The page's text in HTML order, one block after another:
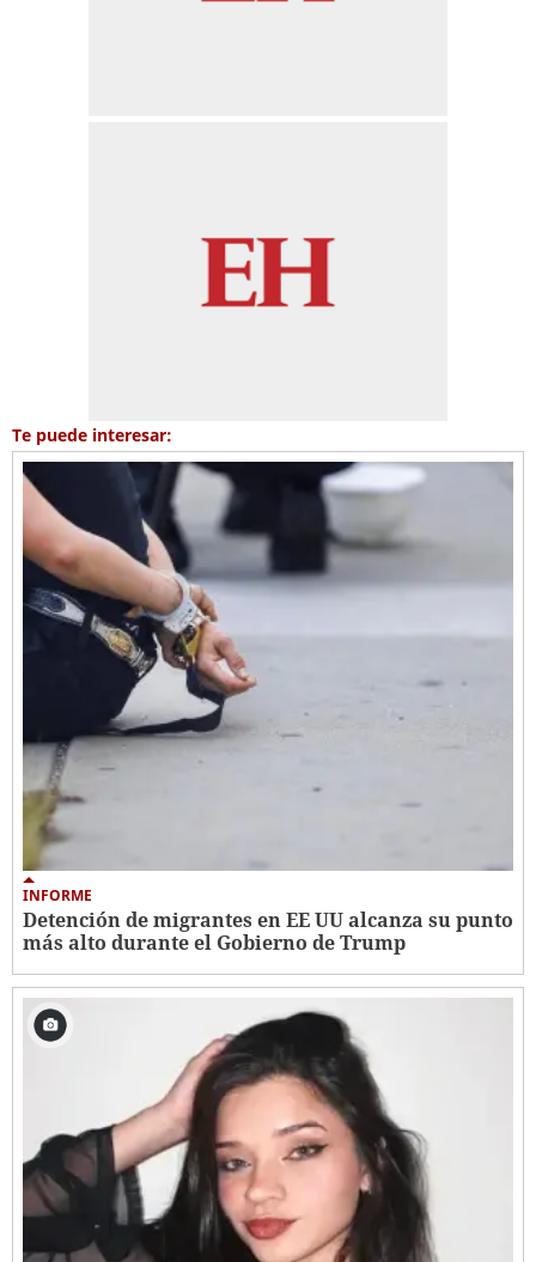
Te puede interesar:
INFORME
Detención de migrantes en EE UU alcanza su punto
más alto durante el Gobierno de Trump